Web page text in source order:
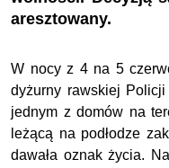
aresztowany.
W nocy z 4 na 5
dyżurny rawskiej
jednym z domów na
leżącą na podłodze
dawała oznak życia.